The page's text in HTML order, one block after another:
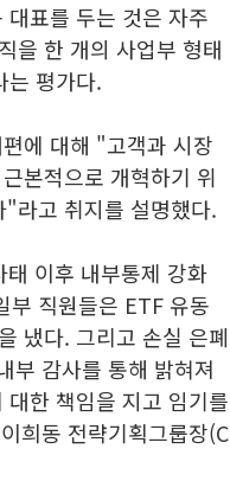
표를 두는 것은 자주
을 한 개의 사업부 형태
는 평가다.
에 대해 "고객과 시장
본적으로 개혁하기 위
라고 취지를 설명했다.
이후 내부통제 강화
부 직원들은 ETF 유동
냈다. 그리고 손실 은폐
부 감사를 통해 밝혀져
한 책임을 지고 임기를
희동 전략기획그룹장(C